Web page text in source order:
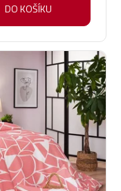
DO KOŠÍKU